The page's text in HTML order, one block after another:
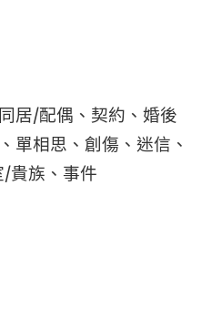
居/配偶、契約、婚後
單相思、創傷、迷信、
貴族、事件